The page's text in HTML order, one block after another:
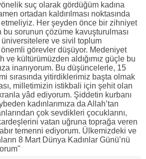
suç olarak gördüğüm kadına
ortadan kaldırılması noktasında
Her şeyden önce bir zihniyet
sorunun çözüme kavuşturulması
ve sivil toplum
görevler düşüyor. Medeniyet
ve kültürümüzden aldığımız güçle bu
inanıyorum. Bu düşüncelerle, 15
sırasında yitirdiklerimiz başta olmak
milletimizin istikbali için şehit olan
yâd ediyorum. Şiddetin kurbanı
kadınlarımıza da Allah’tan
çok sevdikleri çocuklarını,
vatan uğruna toprağa veren
temenni ediyorum. Ülkemizdeki ve
8 Mart Dünya Kadınlar Günü’nü